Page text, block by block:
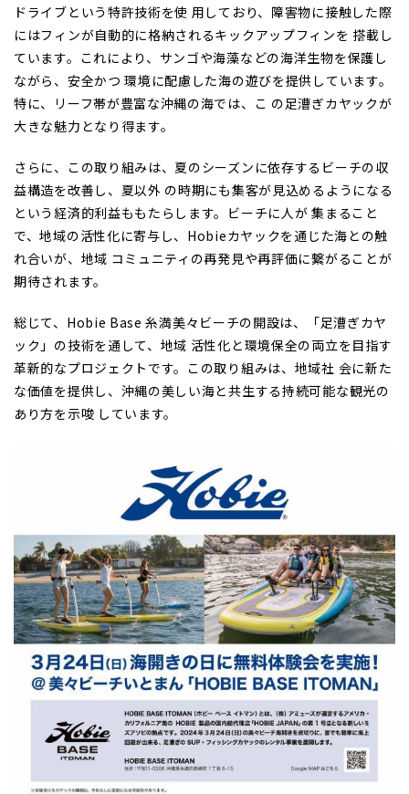
ドライブという特許技術を使 用しており、障害物に接触した際
にはフィンが自動的に格納されるキックアップフィンを 搭載し
ています。これにより、サンゴや海藻などの海洋生物を保護し
ながら、安全かつ 環境に配慮した海の遊びを提供しています。
特に、リーフ帯が豊富な沖縄の海では、こ の足漕ぎカヤックが
大きな魅力となり得ます。
さらに、この取り組みは、夏のシーズンに依存するビーチの収
益構造を改善し、夏以外 の時期にも集客が見込めるようになる
という経済的利益ももたらします。ビーチに人が 集まること
で、地域の活性化に寄与し、Hobieカヤックを通じた海との触
れ合いが、地域 コミュニティの再発見や再評価に繋がることが
期待されます。
総じて、Hobie Base 糸満美々ビーチの開設は、「足漕ぎカヤ
ック」の技術を通して、地域 活性化と環境保全の両立を目指す
革新的なプロジェクトです。この取り組みは、地域社 会に新た
な価値を提供し、沖縄の美しい海と共生する持続可能な観光の
あり方を示唆 しています。